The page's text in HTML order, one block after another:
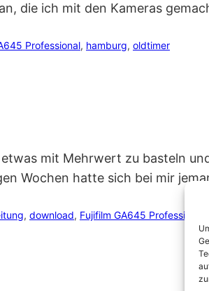
die ich mit den Kameras
Professional, hamburg, oldtimer
mit Mehrwert zu basteln
Wochen hatte sich bei mir
, download, Fujifilm GA645 Professional